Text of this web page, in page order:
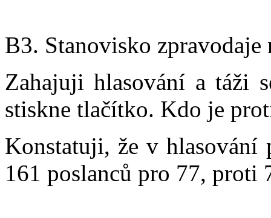
B3. Stanovisko
Zahajuji hlasování a táži
stiskne tlačítko. Kdo je
Konstatuji, že v hlasování
161 poslanců pro 77,